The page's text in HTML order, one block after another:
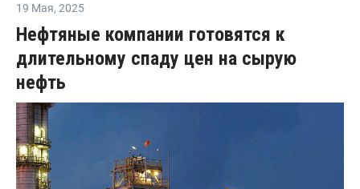
19 Мая, 2025
Нефтяные компании готовятся к
длительному спаду цен на сырую
нефть